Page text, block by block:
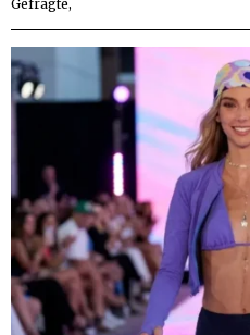
Gefragte,